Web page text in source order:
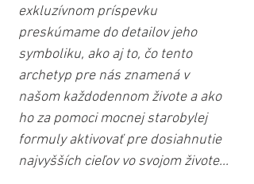
exkluzívnom príspevku
preskúmame do detailov jeho
symboliku, ako aj to, čo tento
archetyp pre nás znamená v
našom každodennom živote a ako
ho za pomoci mocnej starobylej
formuly aktivovať pre dosiahnutie
najvyšších cieľov vo svojom živote...